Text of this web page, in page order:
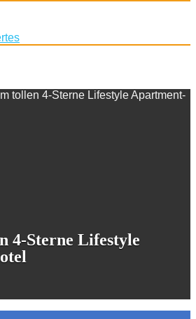
tollen 4-Sterne Lifestyle Apartment-
4-Sterne Lifestyle